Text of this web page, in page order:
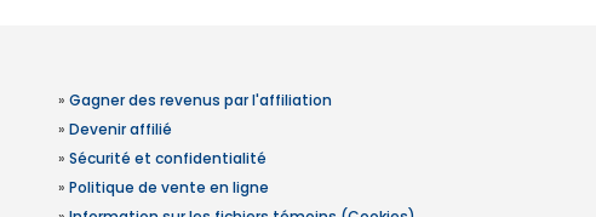
» Gagner des revenus par l'affiliation
» Devenir affilié
» Sécurité et confidentialité
» Politique de vente en ligne